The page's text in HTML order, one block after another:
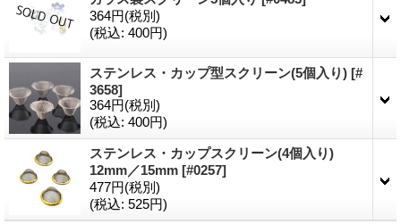
364円(税別)
(税込: 400円)
ステンレス・カップ型スクリーン(5個入り) [#
3658]
364円(税別)
(税込: 400円)
ステンレス・カップスクリーン(4個入り)
12mm／15mm [#0257]
477円(税別)
(税込: 525円)